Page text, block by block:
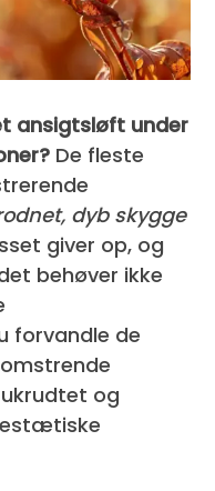
ansigtsløft under
De fleste
dyb skygge
giver op, og
behøver ikke
forvandle de
og